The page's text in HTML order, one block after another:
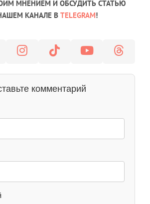
МНЕНИЕМ И ОБСУДИТЬ СТАТЬЮ
КАНАЛЕ В TELEGRAM!
комментарий